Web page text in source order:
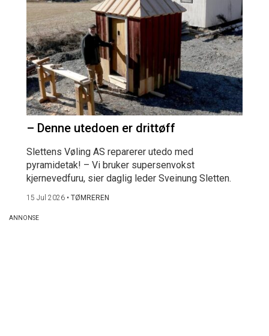
– Denne utedoen er drittøff
Slettens Vøling AS reparerer utedo med
pyramidetak! – Vi bruker supersenvokst
kjernevedfuru, sier daglig leder Sveinung Sletten.
15 Jul 2026 • TØMREREN